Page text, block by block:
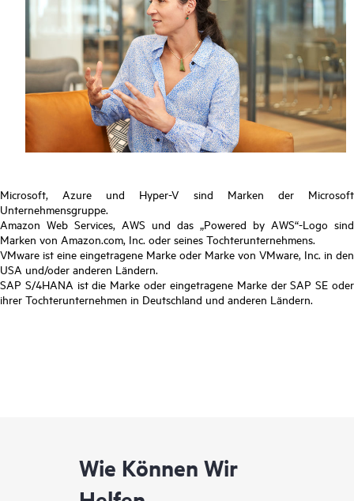
Microsoft, Azure und Hyper-V sind Marken der Microsoft
Unternehmensgruppe.
Amazon Web Services, AWS und das „Powered by AWS“-Logo sind
Marken von Amazon.com, Inc. oder seines Tochterunternehmens.
VMware ist eine eingetragene Marke oder Marke von VMware, Inc. in den
USA und/oder anderen Ländern.
SAP S/4HANA ist die Marke oder eingetragene Marke der SAP SE oder
ihrer Tochterunternehmen in Deutschland und anderen Ländern.
Wie Können Wir